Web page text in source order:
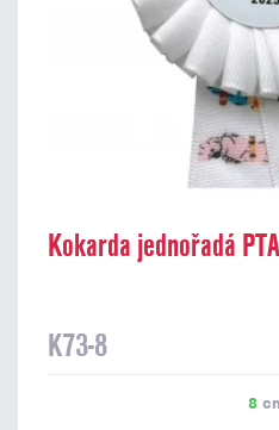
Kokarda jednořadá
K73-8
8